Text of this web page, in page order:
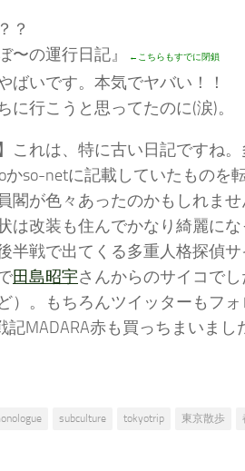
？
〜の運行日記』
←こちらもすでに閉鎖
ばいです。本気でヤバい！！
に行こうと思ってたのに(涙)。
これは、特に古い日記ですね
かso-netに記載していたものを
閣が色々あったのかもしれま
は改装も住んでかなり綺麗に
半戦で出てくる多重人格探偵
田島昭宇さんからのサイコで
）。もちろんツイッターもフォ
記MADARA赤も買っちまいま
subculture tokyotrip 東京散歩